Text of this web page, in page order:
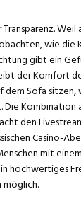
Weil
wie die
gibt ein
der Komfort
dem Sofa sitzen,
Kombination
den
Casino-
mit
hochwertiges
möglich.